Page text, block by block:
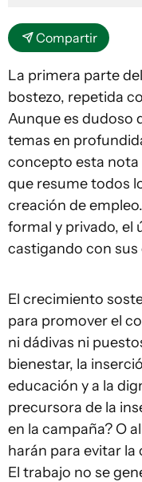
Compartir
La primera parte
bostezo, repetida
Aunque es dudoso
temas en
concepto esta
que resume todos
creación de
formal y privado, el
castigando con
El crecimiento
para promover el
ni dádivas ni
bienestar, la
educación y a la
precursora de la
en la campaña? O
harán para evitar
El trabajo no se